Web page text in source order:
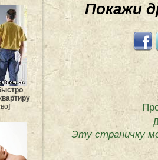
Покажи
Эту страничку